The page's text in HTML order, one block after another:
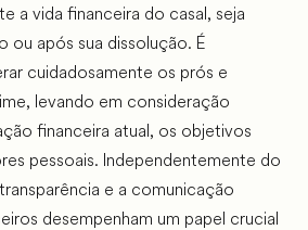
a vida financeira do casal, seja
ou após sua dissolução. É
cuidadosamente os prós e
levando em consideração
financeira atual, os objetivos
pessoais. Independentemente do
e a comunicação
desempenham um papel crucial